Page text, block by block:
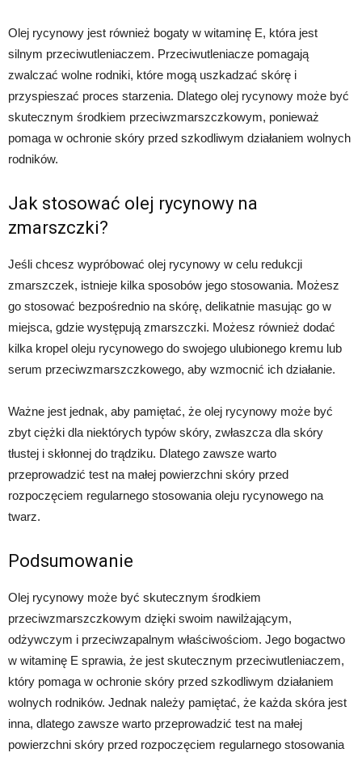
Olej rycynowy jest również bogaty w witaminę E, która jest
silnym przeciwutleniaczem. Przeciwutleniacze pomagają
zwalczać wolne rodniki, które mogą uszkadzać skórę i
przyspieszać proces starzenia. Dlatego olej rycynowy może być
skutecznym środkiem przeciwzmarszczkowym, ponieważ
pomaga w ochronie skóry przed szkodliwym działaniem wolnych
rodników.
Jak stosować olej rycynowy na
zmarszczki?
Jeśli chcesz wypróbować olej rycynowy w celu redukcji
zmarszczek, istnieje kilka sposobów jego stosowania. Możesz
go stosować bezpośrednio na skórę, delikatnie masując go w
miejsca, gdzie występują zmarszczki. Możesz również dodać
kilka kropel oleju rycynowego do swojego ulubionego kremu lub
serum przeciwzmarszczkowego, aby wzmocnić ich działanie.
Ważne jest jednak, aby pamiętać, że olej rycynowy może być
zbyt ciężki dla niektórych typów skóry, zwłaszcza dla skóry
tłustej i skłonnej do trądziku. Dlatego zawsze warto
przeprowadzić test na małej powierzchni skóry przed
rozpoczęciem regularnego stosowania oleju rycynowego na
twarz.
Podsumowanie
Olej rycynowy może być skutecznym środkiem
przeciwzmarszczkowym dzięki swoim nawilżającym,
odżywczym i przeciwzapalnym właściwościom. Jego bogactwo
w witaminę E sprawia, że jest skutecznym przeciwutleniaczem,
który pomaga w ochronie skóry przed szkodliwym działaniem
wolnych rodników. Jednak należy pamiętać, że każda skóra jest
inna, dlatego zawsze warto przeprowadzić test na małej
powierzchni skóry przed rozpoczęciem regularnego stosowania